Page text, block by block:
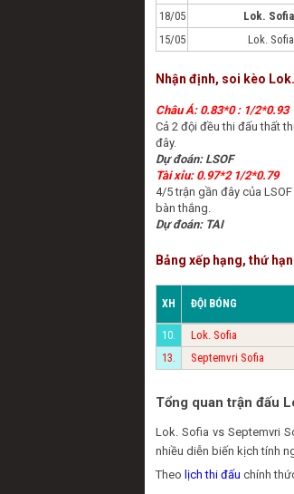
18/05
Lok. Sofia
15/05
Lok. Sofia
Nhận định, soi kèo
Châu Á: 0.83*0 : 1/2*0.93
Cả 2 đội đều thi đấu thất
đây.
Dự đoán: LSOF
Tài xỉu: 0.97*2 1/2*0.79
4/5 trận gần đây của
bàn thắng.
Dự đoán: TAI
Bảng xếp hạng, thứ
XH ĐỘI BÓNG
10.
Lok. Sofia
13.
Septemvri Sofia
Tổng quan trận đấu
Lok. Sofia vs Septemvri
nhiều diễn biến kịch tính
Theo lịch thi đấu chính